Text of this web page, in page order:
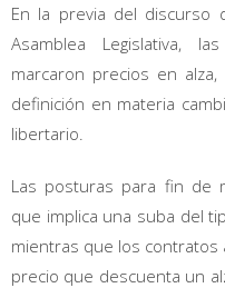
En la previa del discurso
Asamblea Legislativa,
marcaron precios en
definición en materia
libertario.
Las posturas para fin de
que implica una suba del
mientras que los contratos
precio que descuenta un